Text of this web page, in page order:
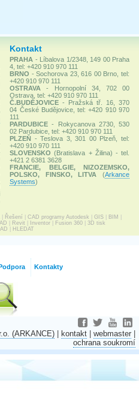
Kontakt
PRAHA - Líbalova 1/2348, 149 00 Praha
4, tel: +420 910 970 111
BRNO - Sochorova 23, 616 00 Brno, tel:
+420 910 970 111
OSTRAVA
- Hornopolní 34, 702 00
Ostrava, tel: +420 910 970 111
Č.BUDĚJOVICE - Pražská tř. 16, 370
04 České Budějovice, tel: +420 910 970
111
PARDUBICE - Rokycanova 2730, 530
02 Pardubice, tel: +420 910 970 111
PLZEŇ - Teslova 3, 301 00 Plzeň, tel:
+420 910 970 111
SLOVENSKO (Bratislava + Žilina) - tel.
+421 2 6381 3628
FRANCIE, BELGIE, NIZOZEMSKO,
POLSKO, FINSKO, LITVA
(Arkance
Systems)
Řešení CAD programy Autodesk GIS BIM
Revit Inventor| Fusion 360| 3D tisk
HLEDAT
Kontakty
(ARKANCE) | kontakt | webmaster |
ochrana soukromí